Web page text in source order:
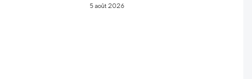
5 août 2026